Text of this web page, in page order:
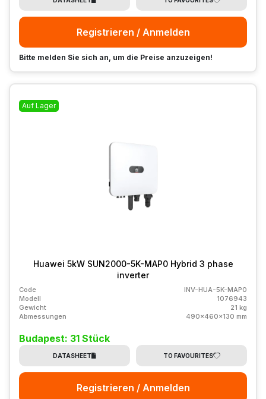
Registrieren / Anmelden
Bitte melden Sie sich an, um die Preise anzuzeigen!
Auf Lager
Huawei 5kW SUN2000-5K-MAP0 Hybrid 3 phase
inverter
Code
INV-HUA-5K-MAP0
Modell
1076943
Gewicht
21 kg
Abmessungen
490x460x130 mm
Budapest: 31 Stück
DATASHEET TO FAVOURITES
Registrieren / Anmelden